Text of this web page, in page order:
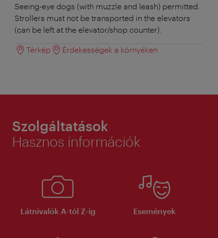
Seeing-eye dogs (with muzzle and leash) permitted.
Strollers must not be transported in the elevators
(can be left at the elevator/shop counter).
Térkép Érdekességek a környéken
Szolgáltatások
Hasznos információk
Látnivalók A-tól Z-ig Események